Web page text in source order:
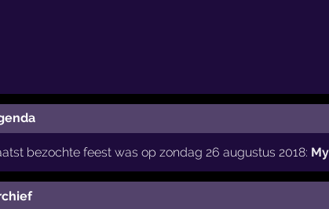
bezochte feest was op zondag 26 augustus 2018: